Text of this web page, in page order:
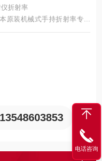
折射率
原装机械式手持折射率专用
测，专为植物油、石油、高
油品质检、化工原料筛查、
。
13548603853
电话咨询